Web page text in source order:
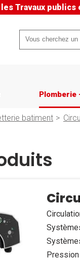
Travaux publics
Mots-
clés
batiment